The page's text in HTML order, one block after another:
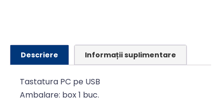
Descriere Informații suplimentare
Tastatura PC pe USB
Ambalare: box 1 buc.